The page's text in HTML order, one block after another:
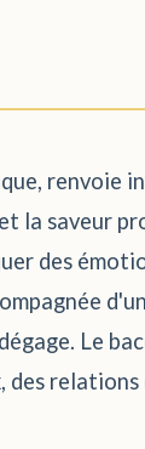
renvoie
la saveur
des
Le
des relations